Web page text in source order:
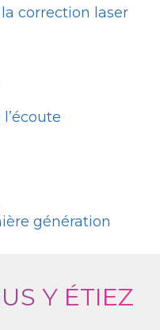
correction laser
génération
Y ÉTIEZ